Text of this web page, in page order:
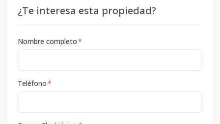
¿Te interesa esta propiedad?
Nombre completo*
Teléfono*